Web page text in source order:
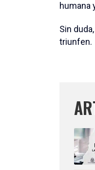
humana
Sin
triunfen.